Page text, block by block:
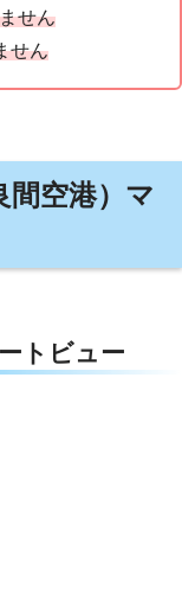
せん
せん
間空港）マ
トビュー